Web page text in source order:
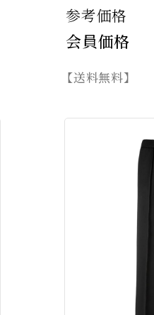
参考価格
会員価格
【送料無料】